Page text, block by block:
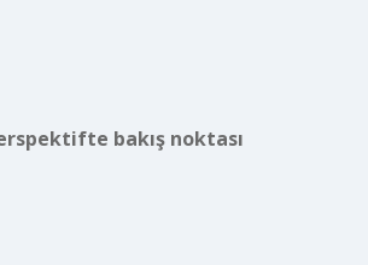
bakış noktası